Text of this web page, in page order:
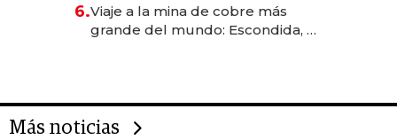
6.Viaje a la mina de cobre más
grande del mundo: Escondida, el
Más noticias